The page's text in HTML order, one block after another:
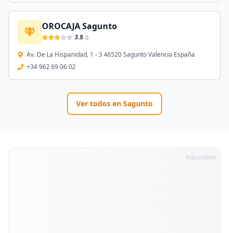
OROCAJA Sagunto
3.8 ()
Av. De La Hispanidad, 1 - 3 46520 Sagunto Valencia España
+34 962 69 06 02
Ver todos en Sagunto
PUBLICIDAD